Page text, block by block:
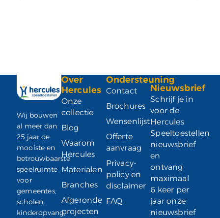
Wij bouwen
al meer dan
25 jaar de
mooiste en
betrouwbaarste
speelruimte
voor
gemeentes,
scholen,
kinderopvang,
Over
Hercules
Onze
collectie
Blog
Waarom
Hercules
Materialen
Branches
Afgeronde
projecten
Ondersteuning
Contact
Brochures
Wensenlijst
Offerte
aanvraag
Privacy-
policy en
disclaimer
FAQ
Nieuwsbrief
Schrijf je in
voor de
Hercules
Speeltoestellen
nieuwsbrief
en
ontvang
maximaal
6 keer per
jaar onze
nieuwsbrief